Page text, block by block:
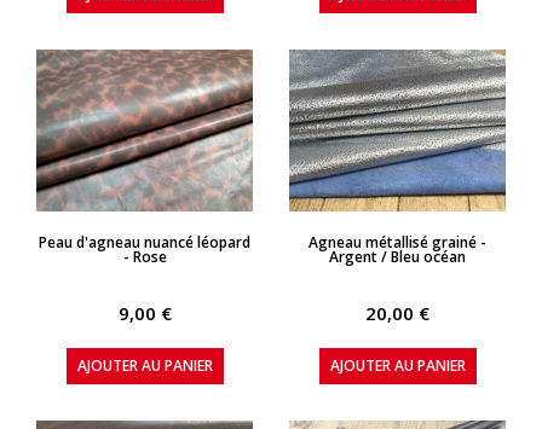
APERÇU RAPIDE
Peau d'agneau nuancé léopard
- Rose
9,00 €
AJOUTER AU PANIER
APERÇU RAPIDE
Agneau métallisé grainé -
Argent / Bleu océan
20,00 €
AJOUTER AU PANIER